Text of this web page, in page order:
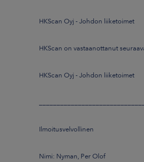
HKScan Oyj - Johdon liiketoimet
HKScan on vastaanottanut
HKScan Oyj - Johdon liiketoimet
Ilmoitusvelvollinen
Nimi: Nyman, Per Olof